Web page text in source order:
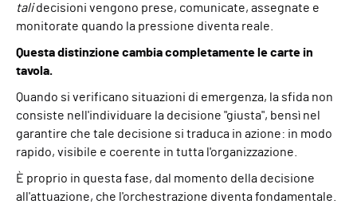
talidecisioni vengono prese, comunicate, assegnate e
monitorate quando la pressione diventa reale.
Questa distinzione cambia completamente le carte in
tavola.
Quando si verificano situazioni di emergenza, la sfida non
consiste nell'individuare la decisione "giusta", bensì nel
garantire che tale decisione si traduca in azione: in modo
rapido, visibile e coerente in tutta l'organizzazione.
È proprio in questa fase, dal momento della decisione
all'attuazione, che l'orchestrazione diventa fondamentale.